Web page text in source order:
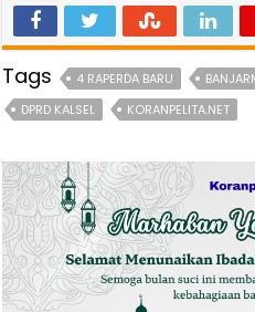
Tags 4 RAPERDA BARU
DPRD KALSEL
KORANPELITA.NET